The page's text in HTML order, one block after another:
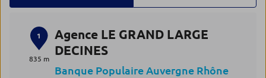
1
835 m
Agence LE GRAND LARGE
DECINES
Banque Populaire Auvergne Rhône